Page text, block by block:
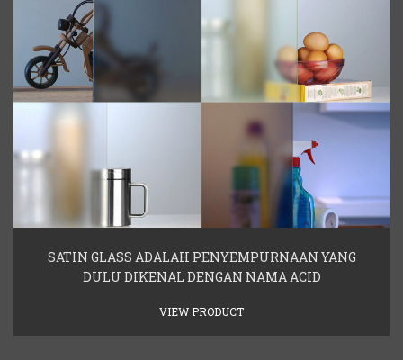
SATIN GLASS ADALAH PENYEMPURNAAN YANG
DULU DIKENAL DENGAN NAMA ACID
VIEW PRODUCT